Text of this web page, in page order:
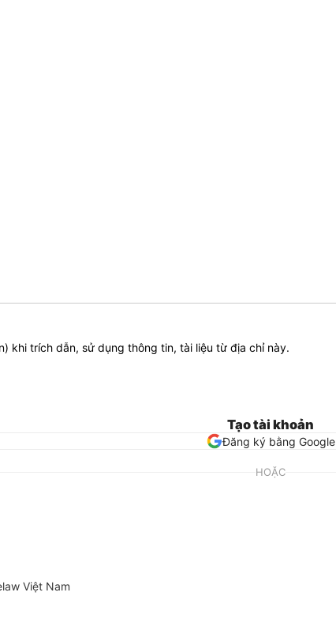
) khi trích dẫn, sử dụng thông tin, tài liệu từ địa chỉ này.
Tạo tài khoản
Đăng ký bằng Google
HOẶC
Việt Nam